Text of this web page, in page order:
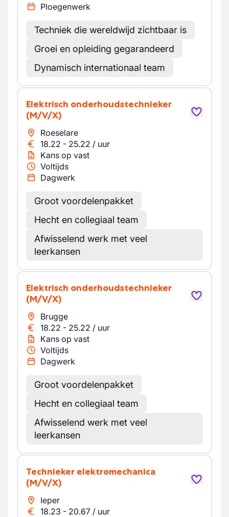
Ploegenwerk
Techniek die wereldwijd zichtbaar is
Groei en opleiding gegarandeerd
Dynamisch internationaal team
Elektrisch onderhoudstechnieker
(M/V/X)
Roeselare
18.22 - 25.22 / uur
Kans op vast
Voltijds
Dagwerk
Groot voordelenpakket
Hecht en collegiaal team
Afwisselend werk met veel
leerkansen
Elektrisch onderhoudstechnieker
(M/V/X)
Brugge
18.22 - 25.22 / uur
Kans op vast
Voltijds
Dagwerk
Groot voordelenpakket
Hecht en collegiaal team
Afwisselend werk met veel
leerkansen
Technieker elektromechanica
(M/V/X)
Ieper
18.23 - 20.67 / uur